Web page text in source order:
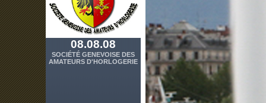
08.08.08
SOCIÉTÉ GENEVOISE DES
AMATEURS D'HORLOGERIE